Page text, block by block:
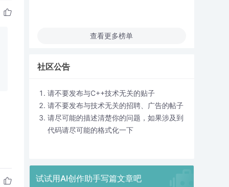
查看更多榜单
社区公告
请不要发布与C++技术无关的贴子
请不要发布与技术无关的招聘、广告的帖子
请尽可能的描述清楚你的问题，如果涉及到
代码请尽可能的格式化一下
试试用AI创作助手写篇文章吧